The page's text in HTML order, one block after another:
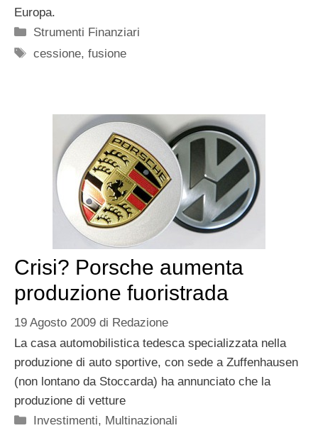
Europa.
Categorie
Strumenti Finanziari
Tag
cessione,fusione
Crisi? Porsche aumenta
produzione fuoristrada
19 Agosto 2009 di Redazione
La casa automobilistica tedesca specializzata nella
produzione di auto sportive, con sede a Zuffenhausen
(non lontano da Stoccarda) ha annunciato che la
produzione di vetture
Categorie
Investimenti, Multinazionali